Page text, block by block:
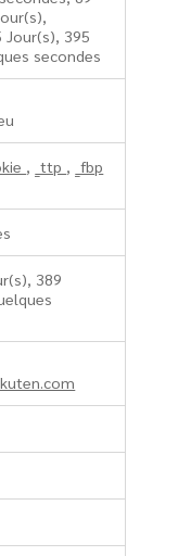
Jour(s), 395
secondes
, _ttp , _fbp
389